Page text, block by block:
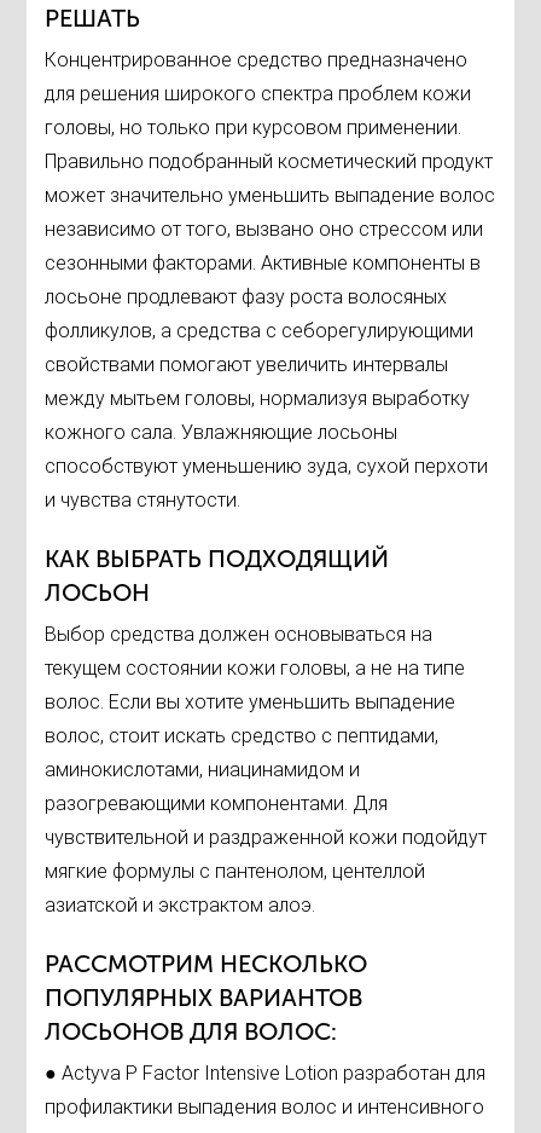
РЕШАТЬ
Концентрированное средство предназначено
для решения широкого спектра проблем кожи
головы, но только при курсовом применении.
Правильно подобранный косметический продукт
может значительно уменьшить выпадение волос
независимо от того, вызвано оно стрессом или
сезонными факторами. Активные компоненты в
лосьоне продлевают фазу роста волосяных
фолликулов, а средства с себорегулирующими
свойствами помогают увеличить интервалы
между мытьем головы, нормализуя выработку
кожного сала. Увлажняющие лосьоны
способствуют уменьшению зуда, сухой перхоти
и чувства стянутости.
КАК ВЫБРАТЬ ПОДХОДЯЩИЙ
ЛОСЬОН
Выбор средства должен основываться на
текущем состоянии кожи головы, а не на типе
волос. Если вы хотите уменьшить выпадение
волос, стоит искать средство с пептидами,
аминокислотами, ниацинамидом и
разогревающими компонентами. Для
чувствительной и раздраженной кожи подойдут
мягкие формулы с пантенолом, центеллой
азиатской и экстрактом алоэ.
РАССМОТРИМ НЕСКОЛЬКО
ПОПУЛЯРНЫХ ВАРИАНТОВ
ЛОСЬОНОВ ДЛЯ ВОЛОС:
● Actyva P Factor Intensive Lotion разработан для
профилактики выпадения волос и интенсивного